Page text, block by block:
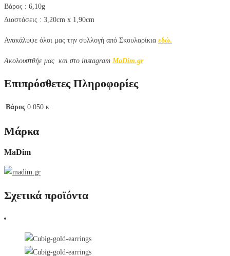
Βάρος : 6,10g
Διαστάσεις : 3,20cm x 1,90cm
Ανακάλυψε όλοι μας την συλλογή από Σκουλαρίκια εδώ.
Aκολουστθήε μας και στο instagram MaDim.gr
Επιπρόσθετες Πληροφορίες
Βάρος 0.050 κ.
Μάρκα
MaDim
Σχετικά προϊόντα